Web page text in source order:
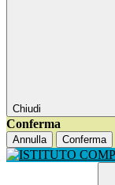
Chiudi
Conferma
Annulla Conferma